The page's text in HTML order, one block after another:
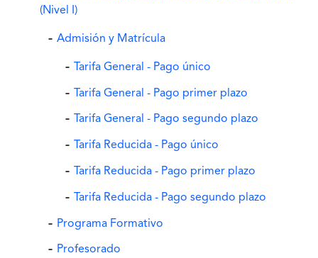
(Nivel I)
Admisión y Matrícula
Tarifa General - Pago único
Tarifa General - Pago primer plazo
Tarifa General - Pago segundo plazo
Tarifa Reducida - Pago único
Tarifa Reducida - Pago primer plazo
Tarifa Reducida - Pago segundo plazo
Programa Formativo
Profesorado